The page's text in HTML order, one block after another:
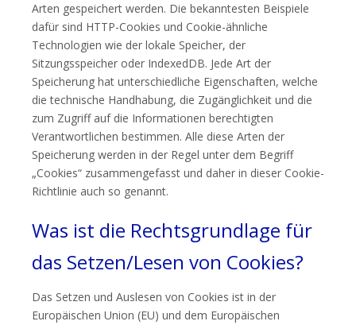
Arten gespeichert werden. Die bekanntesten Beispiele
dafür sind HTTP-Cookies und Cookie-ähnliche
Technologien wie der lokale Speicher, der
Sitzungsspeicher oder IndexedDB. Jede Art der
Speicherung hat unterschiedliche Eigenschaften, welche
die technische Handhabung, die Zugänglichkeit und die
zum Zugriff auf die Informationen berechtigten
Verantwortlichen bestimmen. Alle diese Arten der
Speicherung werden in der Regel unter dem Begriff
„Cookies“ zusammengefasst und daher in dieser Cookie-
Richtlinie auch so genannt.
Was ist die Rechtsgrundlage für
das Setzen/Lesen von Cookies?
Das Setzen und Auslesen von Cookies ist in der
Europäischen Union (EU) und dem Europäischen